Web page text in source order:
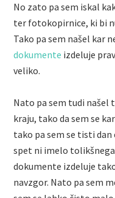
No zato pa sem iskal
ter fotokopirnice, ki bi
Tako pa sem našel kar
dokumente izdeluje
veliko.
Nato pa sem tudi našel
kraju, tako da sem se
tako pa sem se tisti
spet ni imelo
dokumente izdeluje
navzgor. Nato pa sem